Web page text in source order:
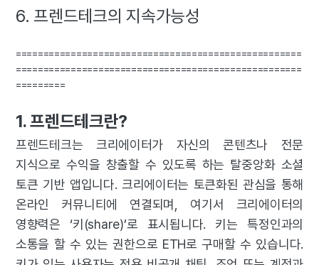
6. 프렌드테크의 지속가능성
====================================================
====================================================
=========
1. 프렌드테크란?
프렌드테크는 크리에이터가 자신의 콘텐츠나 전문
지식으로 수익을 창출할 수 있도록 하는 탈중앙화 소셜
토큰 기반 앱입니다. 크리에이터는 토큰화된 관심을 통해
온라인 커뮤니티에 연결되며, 여기서 크리에이터의
영향력은 ‘키(share)’로 표시됩니다. 키는 특정인과의
소통을 할 수 있는 권한으로 ETH로 구매할 수 있습니다.